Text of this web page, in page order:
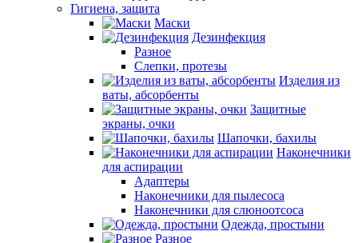
Гигиена, защита
Маски
Дезинфекция
Разное
Слепки, протезы
Изделия из
ваты, абсорбенты
Защитные
экраны, очки
Шапочки, бахилы
Наконечники
для аспирации
Адаптеры
Наконечники для пылесоса
Наконечники для слюноотсоса
Одежда, простыни
Разное